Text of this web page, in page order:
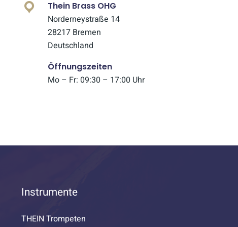
Thein Brass OHG
Norderneystraße 14
28217 Bremen
Deutschland
Öffnungszeiten
Mo – Fr: 09:30 – 17:00 Uhr
Instrumente
THEIN Trompeten